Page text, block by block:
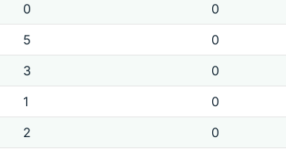
0
0
5
0
3
0
1
0
2 0